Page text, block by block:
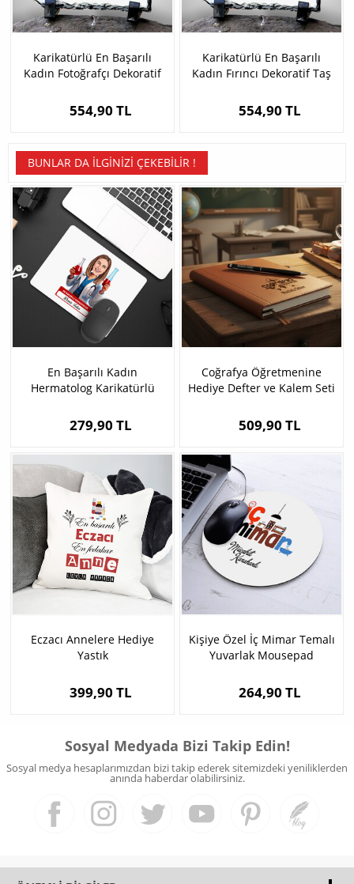
Karikatürlü En Başarılı
Kadın Fotoğrafçı Dekoratif
554,90 TL
Karikatürlü En Başarılı
Kadın Fırıncı Dekoratif Taş
554,90 TL
BUNLAR DA İLGINIZI ÇEKEBILIR !
En Başarılı Kadın
Hermatolog Karikatürlü
279,90 TL
Coğrafya Öğretmenine
Hediye Defter ve Kalem Seti
509,90 TL
Eczacı Annelere Hediye
Yastık
399,90 TL
Kişiye Özel İç Mimar Temalı
Yuvarlak Mousepad
264,90 TL
Sosyal Medyada Bizi Takip Edin!
Sosyal medya hesaplarımızdan bizi takip ederek sitemizdeki yeniliklerden
anında haberdar olabilirsiniz.